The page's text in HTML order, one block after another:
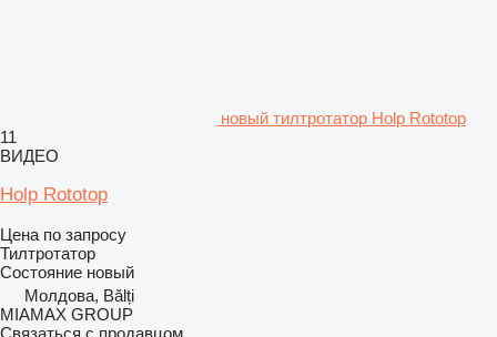
новый тилтротатор Holp Rototop
11
ВИДЕО
Holp Rototop
Цена по запросу
Тилтротатор
Состояние новый
Молдова, Bălți
MIAMAX GROUP
Связаться с продавцом